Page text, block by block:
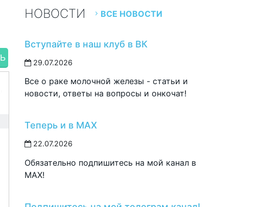
НОВОСТИ ВСЕ НОВОСТИ
Вступайте в наш клуб в ВК
29.07.2026
Все о раке молочной железы - статьи и
новости, ответы на вопросы и онкочат!
Теперь и в MAX
22.07.2026
Обязательно подпишитесь на мой канал в
MAX!